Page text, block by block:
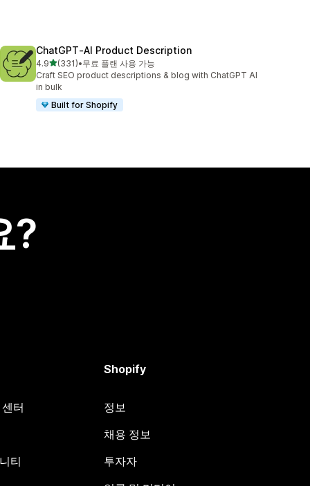
ChatGPT‑AI Product Description
4.9별 5개 중
(331)
총 리뷰 331개
•무료 플랜 사용 가능
Craft SEO product descriptions & blog with ChatGPT AI
in bulk
Built for Shopify
?
터
티
Shopify
정보
채용 정보
투자자